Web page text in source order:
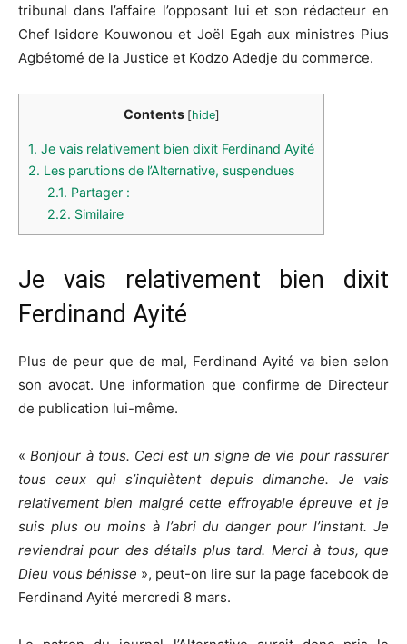
tribunal dans l’affaire l’opposant lui et son rédacteur en
Chef Isidore Kouwonou et Joël Egah aux ministres Pius
Agbétomé de la Justice et Kodzo Adedje du commerce.
Contents [hide]
1. Je vais relativement bien dixit Ferdinand Ayité
2. Les parutions de l’Alternative, suspendues
2.1. Partager :
2.2. Similaire
Je vais relativement bien dixit
Ferdinand Ayité
Plus de peur que de mal, Ferdinand Ayité va bien selon
son avocat. Une information que confirme de Directeur
de publication lui-même.
« Bonjour à tous. Ceci est un signe de vie pour rassurer
tous ceux qui s’inquiètent depuis dimanche. Je vais
relativement bien malgré cette effroyable épreuve et je
suis plus ou moins à l’abri du danger pour l’instant. Je
reviendrai pour des détails plus tard. Merci à tous, que
Dieu vous bénisse », peut-on lire sur la page facebook de
Ferdinand Ayité mercredi 8 mars.